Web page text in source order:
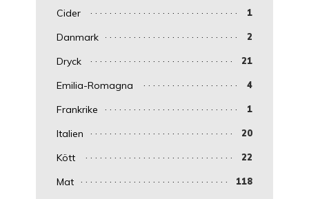
Cider 1
Danmark 2
Dryck 21
Emilia-Romagna 4
Frankrike 1
Italien 20
Kött 22
Mat 118